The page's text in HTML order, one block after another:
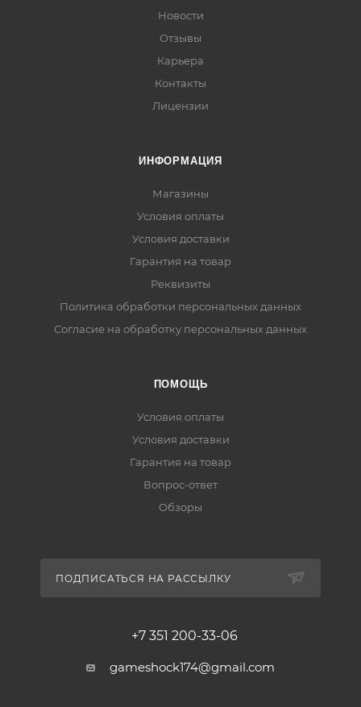
Новости
Отзывы
Карьера
Контакты
Лицензии
ИНФОРМАЦИЯ
Магазины
Условия оплаты
Условия доставки
Гарантия на товар
Реквизиты
Политика обработки персональных данных
Согласие на обработку персональных данных
ПОМОЩЬ
Условия оплаты
Условия доставки
Гарантия на товар
Вопрос-ответ
Обзоры
ПОДПИСАТЬСЯ НА РАССЫЛКУ
+7 351 200-33-06
gameshock174@gmail.com